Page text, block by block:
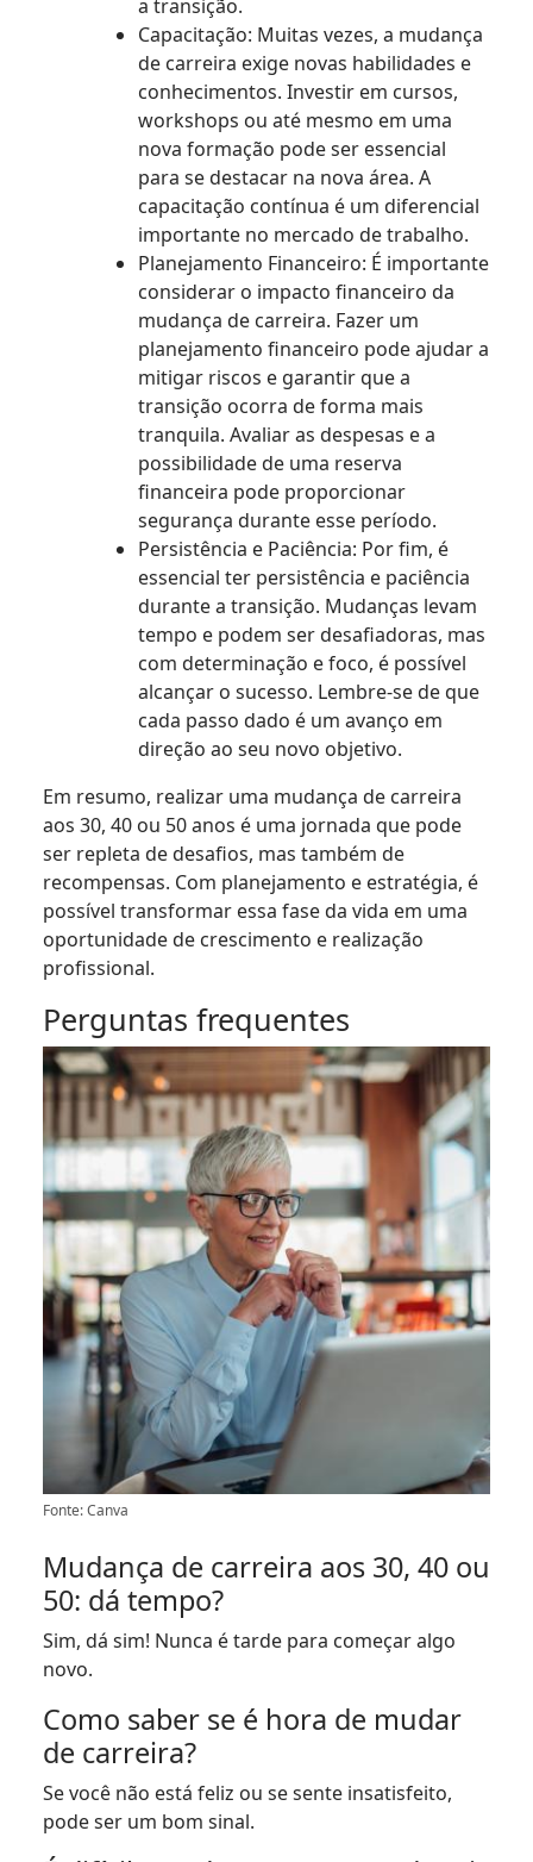
a transição.
Capacitação: Muitas vezes, a mudança
de carreira exige novas habilidades e
conhecimentos. Investir em cursos,
workshops ou até mesmo em uma
nova formação pode ser essencial
para se destacar na nova área. A
capacitação contínua é um diferencial
importante no mercado de trabalho.
Planejamento Financeiro: É importante
considerar o impacto financeiro da
mudança de carreira. Fazer um
planejamento financeiro pode ajudar a
mitigar riscos e garantir que a
transição ocorra de forma mais
tranquila. Avaliar as despesas e a
possibilidade de uma reserva
financeira pode proporcionar
segurança durante esse período.
Persistência e Paciência: Por fim, é
essencial ter persistência e paciência
durante a transição. Mudanças levam
tempo e podem ser desafiadoras, mas
com determinação e foco, é possível
alcançar o sucesso. Lembre-se de que
cada passo dado é um avanço em
direção ao seu novo objetivo.
Em resumo, realizar uma mudança de carreira
aos 30, 40 ou 50 anos é uma jornada que pode
ser repleta de desafios, mas também de
recompensas. Com planejamento e estratégia, é
possível transformar essa fase da vida em uma
oportunidade de crescimento e realização
profissional.
Perguntas frequentes
Fonte: Canva
Mudança de carreira aos 30, 40 ou
50: dá tempo?
Sim, dá sim! Nunca é tarde para começar algo
novo.
Como saber se é hora de mudar
de carreira?
Se você não está feliz ou se sente insatisfeito,
pode ser um bom sinal.